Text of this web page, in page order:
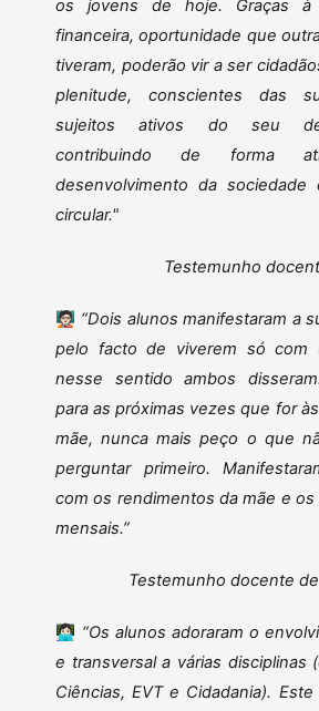
os jovens de hoje. Graças à
financeira, oportunidade que
tiveram, poderão vir a ser
plenitude, conscientes das
sujeitos ativos do seu
contribuindo de forma
desenvolvimento da sociedade
circular."
Testemunho
🧑🏻‍🏫 “Dois alunos manifestaram a
pelo facto de viverem só com
nesse sentido ambos
para as próximas vezes que for
mãe, nunca mais peço o que
perguntar primeiro.
com os rendimentos da mãe e os
mensais.”
Testemunho docente
👩🏻‍💻 “Os alunos adoraram o
e transversal a várias disciplinas
Ciências, EVT e Cidadania).